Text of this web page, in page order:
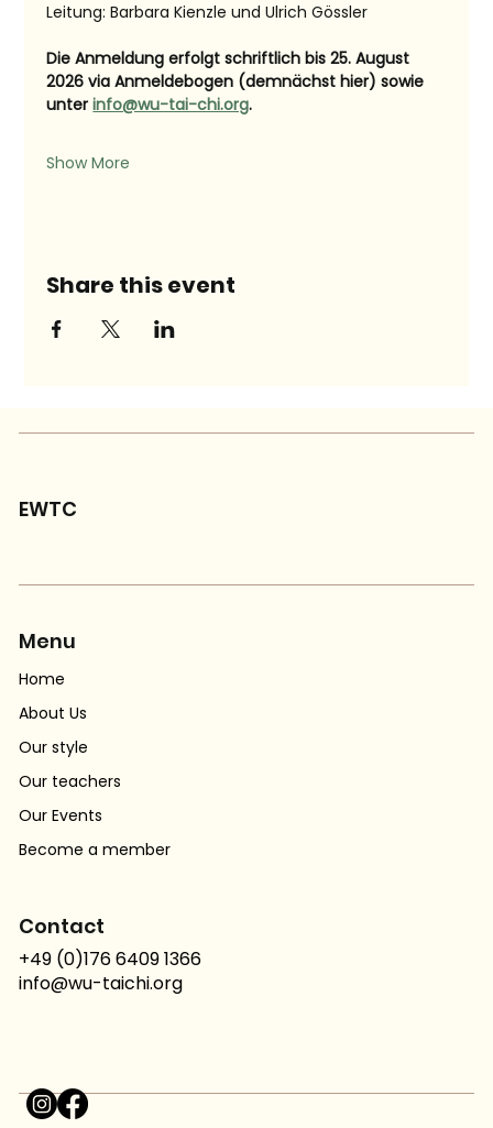
Leitung: Barbara Kienzle und Ulrich Gössler
Die Anmeldung erfolgt schriftlich bis 25. August
2026 via Anmeldebogen (demnächst hier) sowie
unter info@wu-tai-chi.org.
Show More
Share this event
EWTC
Menu
Home
About Us
Our style
Our teachers
Our Events
Become a member
Contact
+49 (0)176 6409 1366
info@wu-taichi.org